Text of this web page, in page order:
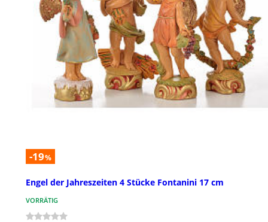
-19%
Engel der Jahreszeiten 4 Stücke Fontanini 17 cm
VORRÄTIG